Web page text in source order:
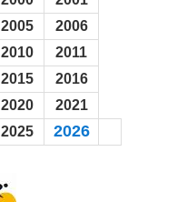
2005
2006
2010
2011
2015
2016
2020
2021
2025 2026